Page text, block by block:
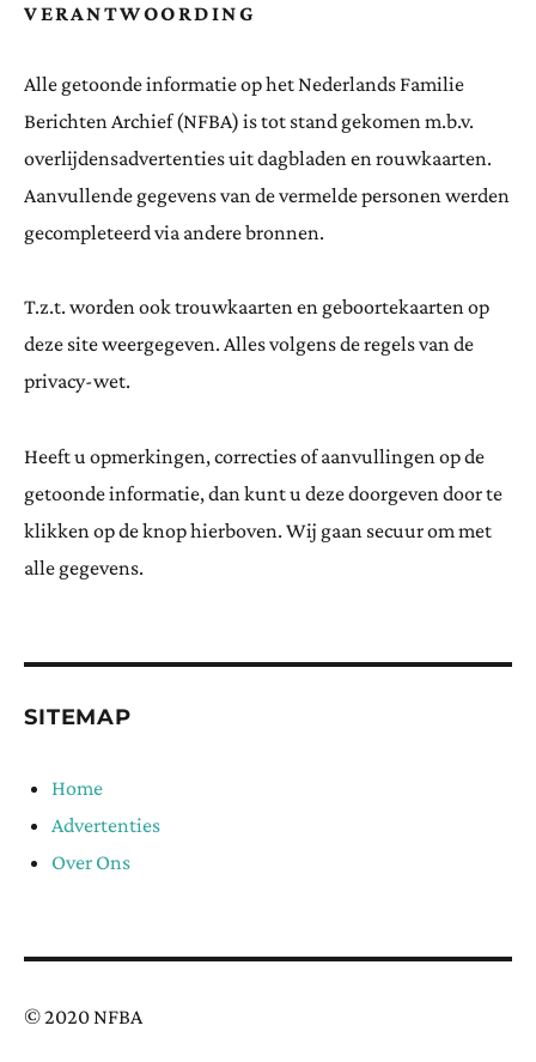
VERANTWOORDING
Alle getoonde informatie op het Nederlands Familie
Berichten Archief (NFBA) is tot stand gekomen m.b.v.
overlijdensadvertenties uit dagbladen en rouwkaarten.
Aanvullende gegevens van de vermelde personen werden
gecompleteerd via andere bronnen.
T.z.t. worden ook trouwkaarten en geboortekaarten op
deze site weergegeven. Alles volgens de regels van de
privacy-wet.
Heeft u opmerkingen, correcties of aanvullingen op de
getoonde informatie, dan kunt u deze doorgeven door te
klikken op de knop hierboven. Wij gaan secuur om met
alle gegevens.
SITEMAP
Home
Advertenties
Over Ons
© 2020 NFBA